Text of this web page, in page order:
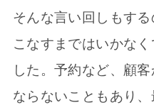
そんな言い回しもす
こなすまではいかな
した。予約など、顧
ならないこともあり